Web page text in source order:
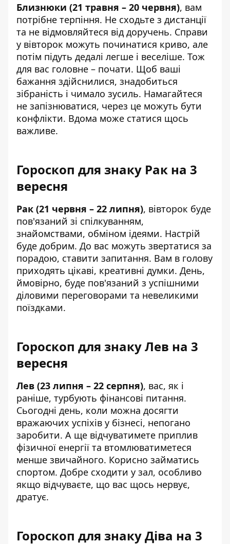
Близнюки (21 травня – 20 червня), вам
потрібне терпіння. Не сходьте з дистанції
та не відмовляйтеся від доручень. Справи
у вівторок можуть починатися криво, але
потім підуть дедалі легше і веселіше. Тож
для вас головне – почати. Щоб ваші
бажання здійснилися, знадобиться
зібраність і чимало зусиль. Намагайтеся
не запізнюватися, через це можуть бути
конфлікти. Вдома може статися щось
важливе.
Гороскоп для знаку Рак на 3
вересня
Рак (21 червня – 22 липня), вівторок буде
пов'язаний зі спілкуванням,
знайомствами, обміном ідеями. Настрій
буде добрим. До вас можуть звертатися за
порадою, ставити запитання. Вам в голову
приходять цікаві, креативні думки. День,
ймовірно, буде пов'язаний з успішними
діловими переговорами та невеликими
поїздками.
Гороскоп для знаку Лев на 3
вересня
Лев (23 липня – 22 серпня), вас, як і
раніше, турбують фінансові питання.
Сьогодні день, коли можна досягти
вражаючих успіхів у бізнесі, непогано
заробити. А ще відчуватимете приплив
фізичної енергії та втомлюватиметеся
менше звичайного. Корисно займатись
спортом. Добре сходити у зал, особливо
якщо відчуваєте, що вас щось нервує,
дратує.
Гороскоп для знаку Діва на 3